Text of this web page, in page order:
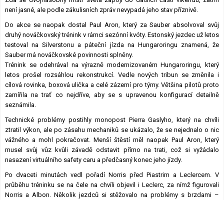
není jasné, ale podle zákulisních zpráv nevypadá jeho stav příznivě.
Do akce se naopak dostal Paul Aron, který za Sauber absolvoval svůj
druhý nováčkovský trénink v rámci sezónní kvóty. Estonský jezdec už letos
testoval na Silverstonu a páteční jízda na Hungaroringu znamená, že
Sauber má nováčkovské povinnosti splněny.
Trénink se odehrával na výrazně modernizovaném Hungaroringu, který
letos prošel rozsáhlou rekonstrukcí. Vedle nových tribun se změnila i
cílová rovinka, boxová ulička a celé zázemí pro týmy. Většina pilotů proto
zamířila na trať co nejdříve, aby se s upravenou konfigurací detailně
seznámila.
Technické problémy postihly monopost Pierra Gaslyho, který na chvíli
ztratil výkon, ale po zásahu mechaniků se ukázalo, že se nejednalo o nic
vážného a mohl pokračovat. Menší štěstí měl naopak Paul Aron, který
musel svůj vůz kvůli závadě odstavit přímo na trati, což si vyžádalo
nasazení virtuálního safety caru a předčasný konec jeho jízdy.
Po dvaceti minutách vedl pořadí Norris před Piastrim a Leclercem. V
průběhu tréninku se na čele na chvíli objevil i Leclerc, za nímž figurovali
Norris a Albon. Několik jezdců si stěžovalo na problémy s brzdami –